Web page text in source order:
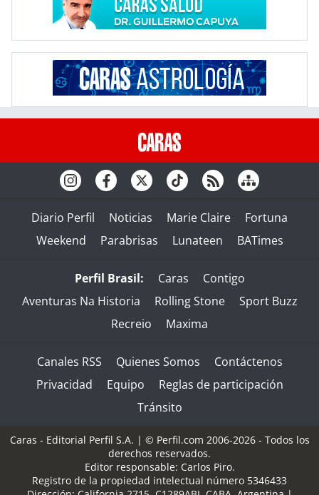
Diario Perfil Noticias Marie Claire
Fortuna
Weekend
Parabrisas Lunateen BATimes
Perfil Brasil: Caras
Contigo
Aventuras Na Historia
Rolling Stone
Sport Buzz
Recreio
Maxima
Canales RSS Quienes Somos
Contáctenos
Privacidad
Equipo
Reglas de participación
Tránsito
Caras - Editorial Perfil S.A. | © Perfil.com 2006-2026 - Todos los
derechos reservados.
Editor responsable: Carlos Piro.
Registro de la propiedad intelectual número 5346433